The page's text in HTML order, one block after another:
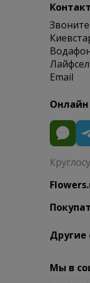
Лайфсел
Email
Другие
Мы в